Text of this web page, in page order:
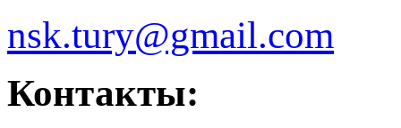
nsk.tury@gmail.com
Контакты: